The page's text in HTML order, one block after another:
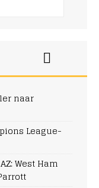
naar
League-
West Ham